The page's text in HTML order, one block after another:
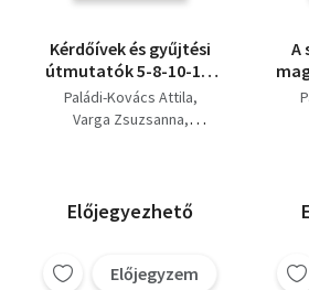
Kérdőívek és gyűjtési
útmutatók 5-8-10-11-
12.
Paládi-Kovács Attila
Varga Zsuzsanna
Előjegyezhető
Előjegyzem
A